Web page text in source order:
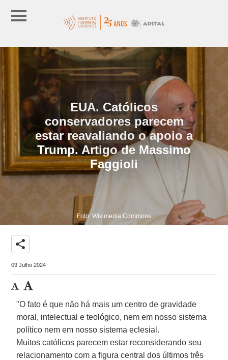
EUA. Católicos
conservadores parecem
estar reavaliando o apoio a
Trump. Artigo de Massimo
Faggioli
Foto: Wikimedia Commons
share
09 Julho 2024
"O fato é que não há mais um centro de gravidade
moral, intelectual e teológico, nem em nosso sistema
político nem em nosso sistema eclesial.
Muitos católicos parecem estar reconsiderando seu
relacionamento com a figura central dos últimos três